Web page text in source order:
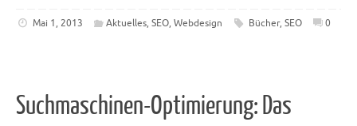
Mai 1, 2013 Aktuelles,SEO,Webdesign Bücher, SEO 0
Suchmaschinen-Optimierung: Das